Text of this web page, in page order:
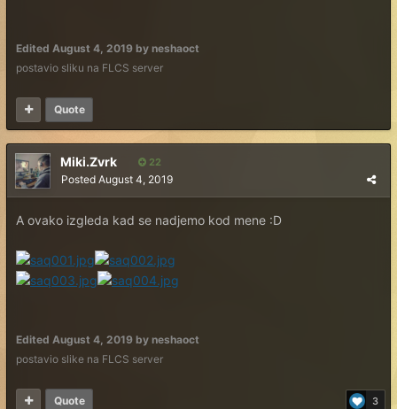
Edited August 4, 2019 by neshaoct
postavio sliku na FLCS server
Quote
Miki.Zvrk 22
Posted August 4, 2019
A ovako izgleda kad se nadjemo kod mene :D
Edited August 4, 2019 by neshaoct
postavio slike na FLCS server
3
Quote